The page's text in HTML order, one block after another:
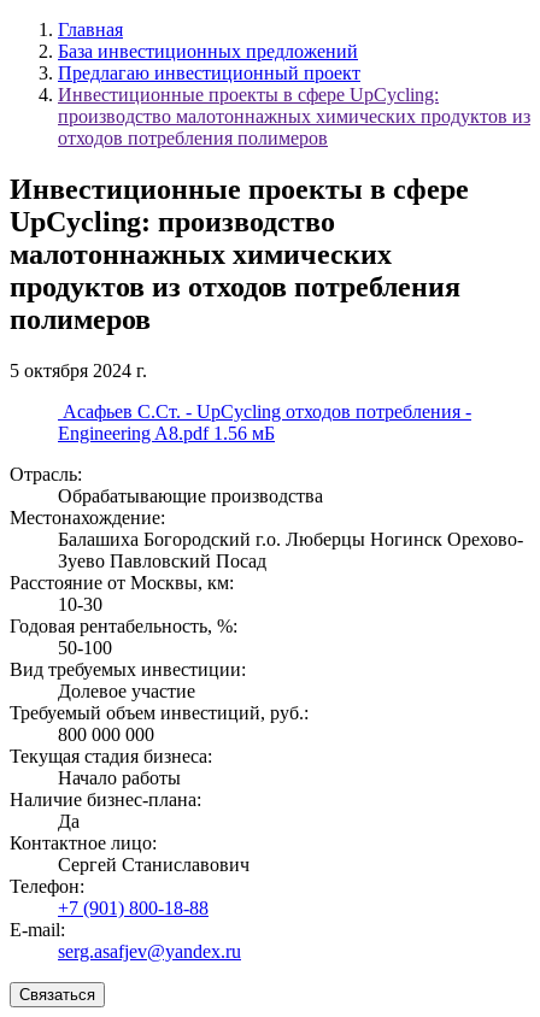
Главная
База инвестиционных предложений
Предлагаю инвестиционный проект
Инвестиционные проекты в сфере UpCycling:
производство малотоннажных химических продуктов из
отходов потребления полимеров
Инвестиционные проекты в сфере
UpCycling: производство
малотоннажных химических
продуктов из отходов потребления
полимеров
5 октября 2024 г.
Асафьев С.Ст. - UpCycling отходов потребления -
Engineering A8.pdf 1.56 мБ
Отрасль:
Обрабатывающие производства
Местонахождение:
Балашиха Богородский г.о. Люберцы Ногинск Орехово-
Зуево Павловский Посад
Расстояние от Москвы, км:
10-30
Годовая рентабельность, %:
50-100
Вид требуемых инвестиции:
Долевое участие
Требуемый объем инвестиций, руб.:
800 000 000
Текущая стадия бизнеса:
Начало работы
Наличие бизнес-плана:
Да
Контактное лицо:
Сергей Станиславович
Телефон:
+7 (901) 800-18-88
E-mail:
serg.asafjev@yandex.ru
Связаться